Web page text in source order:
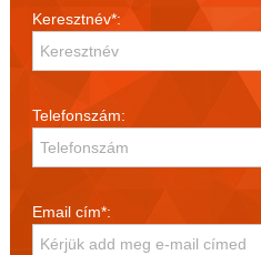
Keresztnév*:
Telefonszám:
Email cím*: